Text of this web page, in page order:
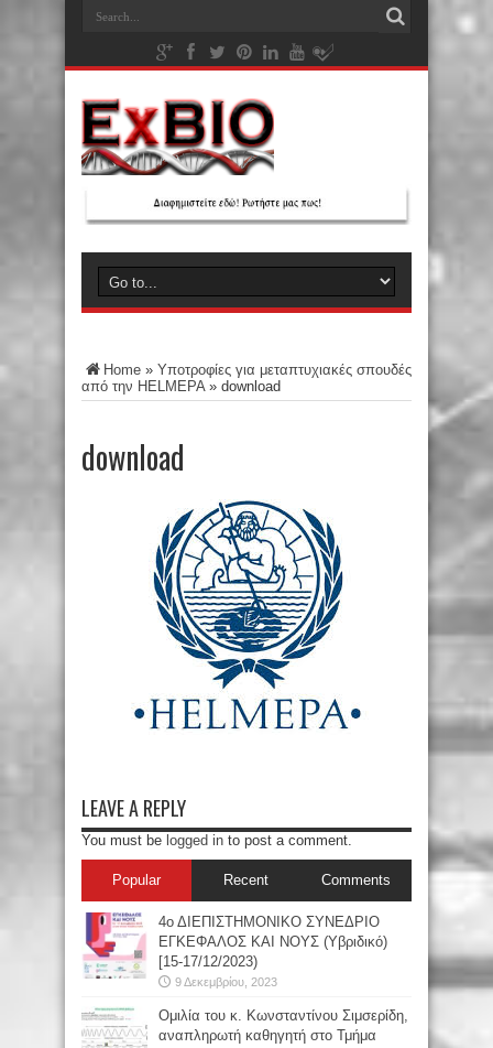
Home » Υποτροφίες για μεταπτυχιακές σπουδές
από την HELMEPA » download
download
LEAVE A REPLY
You must be logged in to post a comment.
Popular Recent Comments
4ο ΔΙΕΠΙΣΤΗΜΟΝΙΚΟ ΣΥΝΕΔΡΙΟ
ΕΓΚΕΦΑΛΟΣ ΚΑΙ ΝΟΥΣ (Υβριδικό)
[15-17/12/2023)
9 Δεκεμβρίου, 2023
Oμιλία του κ. Κωνσταντίνου Σιμσερίδη,
αναπληρωτή καθηγητή στο Τμήμα